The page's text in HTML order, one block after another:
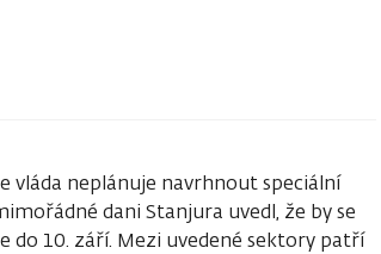
vláda neplánuje navrhnout speciální
dani Stanjura uvedl, že by se
10. září. Mezi uvedené sektory patří